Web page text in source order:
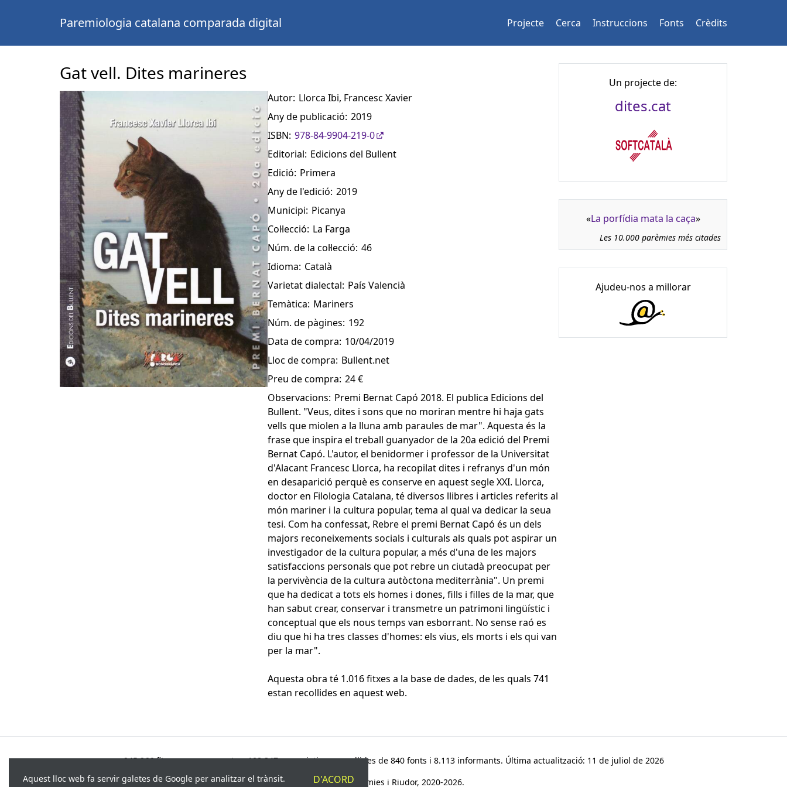
Paremiologia catalana comparada digital Projecte Cerca Instruccions Fonts Crèdits
Gat vell. Dites marineres
Autor: Llorca Ibi, Francesc Xavier
Any de publicació: 2019
ISBN: 978-84-9904-219-0
Editorial: Edicions del Bullent
Edició: Primera
Any de l'edició: 2019
Municipi: Picanya
Col·lecció: La Farga
Núm. de la col·lecció: 46
Idioma: Català
Varietat dialectal: País Valencià
Temàtica: Mariners
Núm. de pàgines: 192
Data de compra: 10/04/2019
Lloc de compra: Bullent.net
Preu de compra: 24 €
Observacions: Premi Bernat Capó 2018. El publica Edicions del
Bullent. "Veus, dites i sons que no moriran mentre hi haja gats
vells que miolen a la lluna amb paraules de mar". Aquesta és la
frase que inspira el treball guanyador de la 20a edició del Premi
Bernat Capó. L'autor, el benidormer i professor de la Universitat
d'Alacant Francesc Llorca, ha recopilat dites i refranys d'un món
en desaparició perquè es conserve en aquest segle XXI. Llorca,
doctor en Filologia Catalana, té diversos llibres i articles referits al
món mariner i la cultura popular, tema al qual va dedicar la seua
tesi. Com ha confessat, Rebre el premi Bernat Capó és un dels
majors reconeixements socials i culturals als quals pot aspirar un
investigador de la cultura popular, a més d'una de les majors
satisfaccions personals que pot rebre un ciutadà preocupat per
la pervivència de la cultura autòctona mediterrània". Un premi
que ha dedicat a tots els homes i dones, fills i filles de la mar, que
han sabut crear, conservar i transmetre un patrimoni lingüístic i
conceptual que els nous temps van esborrant. No sense raó es
diu que hi ha tres classes d'homes: els vius, els morts i els qui van
per la mar".
Aquesta obra té 1.016 fitxes a la base de dades, de les quals 741
estan recollides en aquest web.
Un projecte de:
dites.cat
«La porfídia mata la caça»
Les 10.000 parèmies més citades
Ajudeu-nos a millorar
945.966 fitxes, corresponents a 108.347 paremiotipus, recollides de 840 fonts i 8.113 informants. Última actualització: 11 de juliol de 2026
© Víctor Pàmies i Riudor, 2020-2026.
Aquest lloc web fa servir galetes de Google per analitzar el trànsit. D'ACORD